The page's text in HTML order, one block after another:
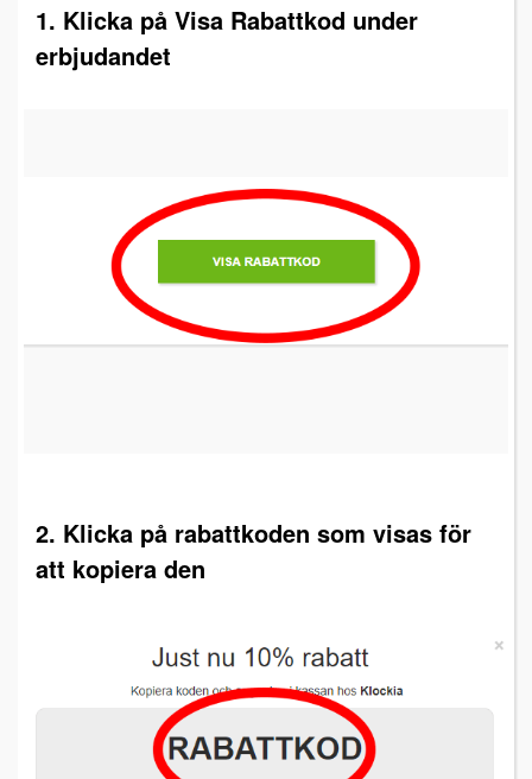
1. Klicka på Visa Rabattkod under
erbjudandet
2. Klicka på rabattkoden som visas för
att kopiera den